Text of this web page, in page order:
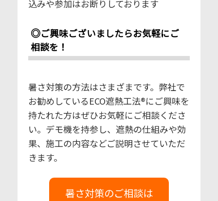
込みや参加はお断りしております
◎ご興味ございましたらお気軽にご
相談を！
暑さ対策の方法はさまざまです。弊社で
お勧めしているECO遮熱工法®にご興味を
持たれた方はぜひお気軽にご相談くださ
い。デモ機を持参し、遮熱の仕組みや効
果、施工の内容などご説明させていただ
きます。
暑さ対策のご相談は